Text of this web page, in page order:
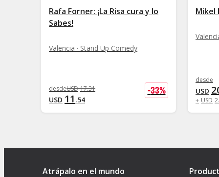
Rafa Forner: ¡La Risa cura y lo
Sabes!
Valencia · Stand Up Comedy
desdeUSD 17.31
USD 11 .54
-33%
Mikel
desde
USD
+ USD 2.
Atrápalo en el mundo